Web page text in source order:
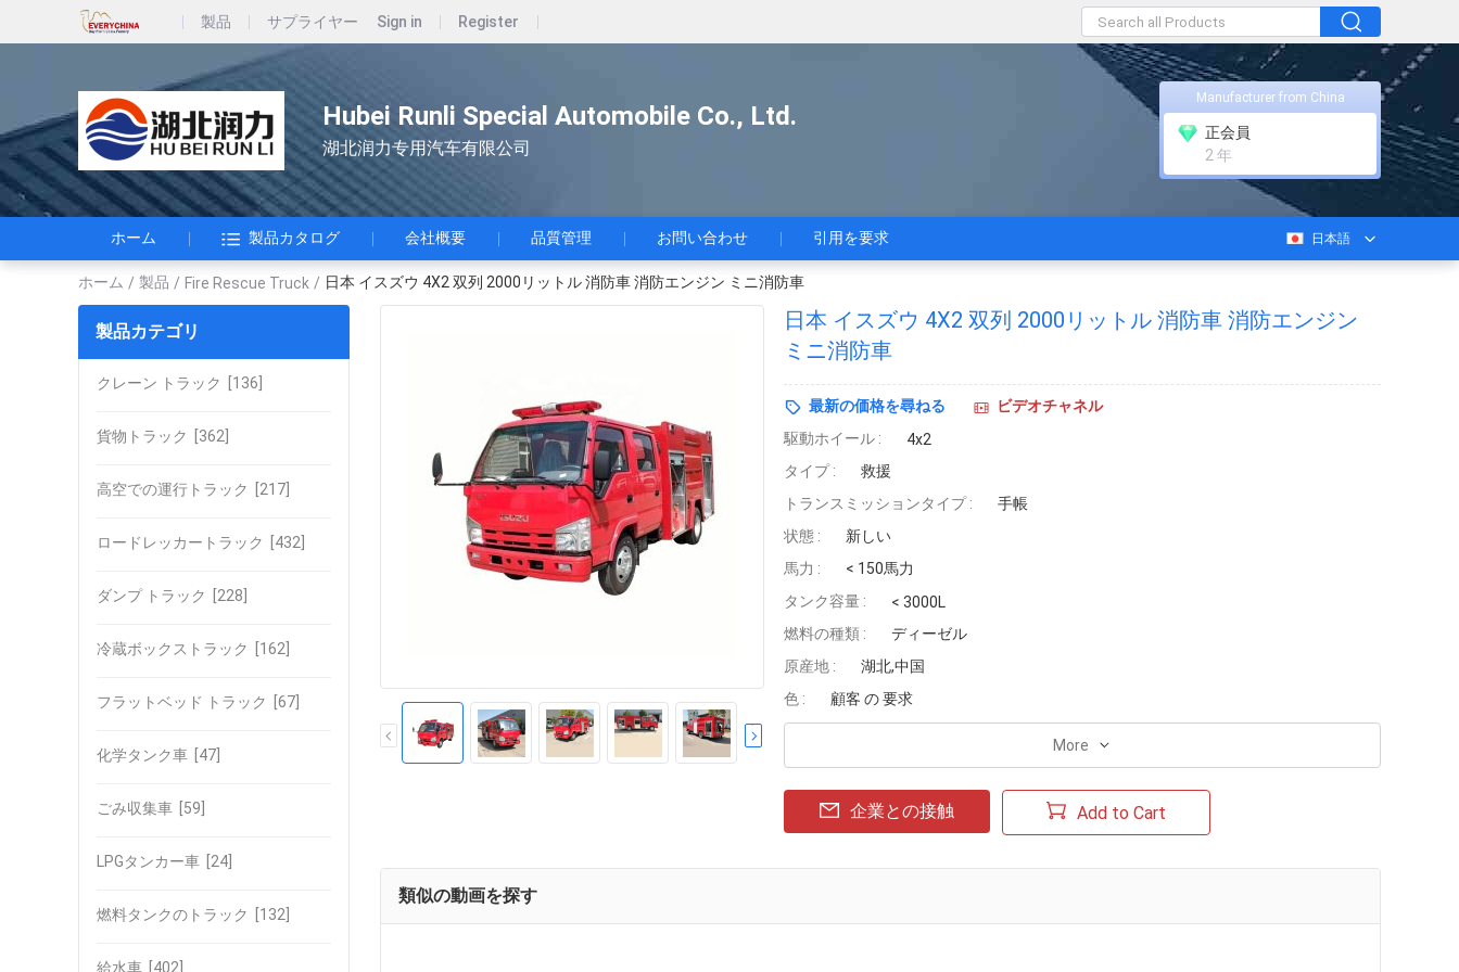
製品 サプライヤー Sign in Register
Hubei Runli Special Automobile Co., Ltd.
湖北润力专用汽车有限公司
Manufacturer from China
正会員
2 年
ホーム 製品カタログ 会社概要 品質管理 お問い合わせ 引用を要求 日本語
ホーム / 製品 / Fire Rescue Truck / 日本 イスズウ 4X2 双列 2000リットル 消防車 消防エンジン ミニ消防車
製品カテゴリ
クレーン トラック [136]
貨物トラック [362]
高空での運行トラック [217]
ロードレッカートラック [432]
ダンプ トラック [228]
冷蔵ボックストラック [162]
フラットベッド トラック [67]
化学タンク車 [47]
ごみ収集車 [59]
LPGタンカー車 [24]
燃料タンクのトラック [132]
給水車 [402]
日本 イスズウ 4X2 双列 2000リットル 消防車 消防エンジン
ミニ消防車
最新の価格を尋ねる
ビデオチャネル
駆動ホイール :
4x2
タイプ :
救援
トランスミッションタイプ :
手帳
状態 :
新しい
馬力 :
< 150馬力
タンク容量 :
< 3000L
燃料の種類 :
ディーゼル
原産地 :
湖北,中国
色 :
顧客 の 要求
More
企業との接触 Add to Cart
類似の動画を探す